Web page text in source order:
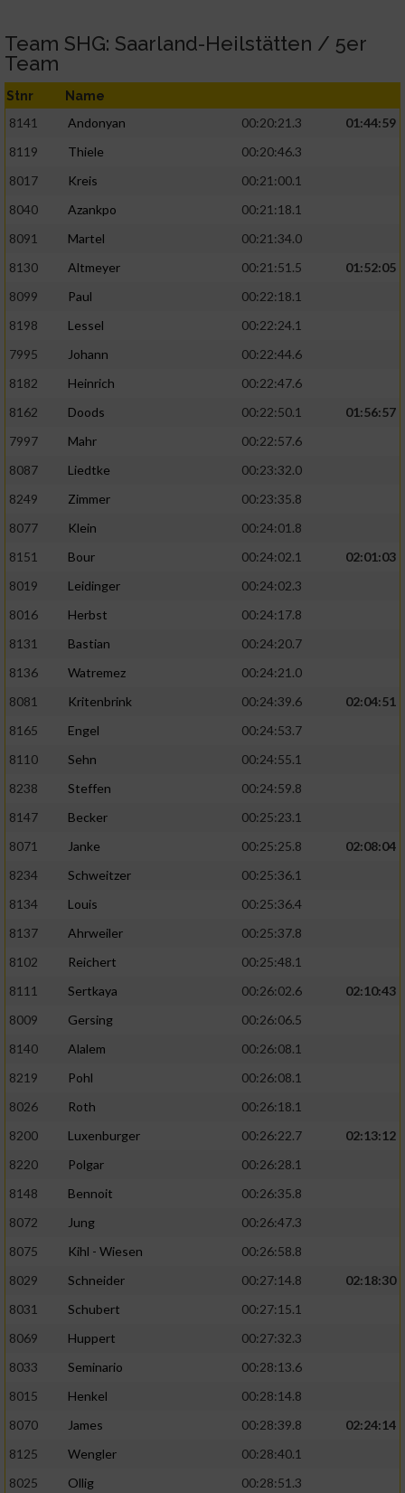
Team SHG: Saarland-Heilstätten / 5er
Team
Stnr Name
8141 Andonyan 00:20:21.3
01:44:59
8119
Thiele
00:20:46.3
8017
Kreis
00:21:00.1
8040
Azankpo
00:21:18.1
8091
Martel
00:21:34.0
8130
Altmeyer 00:21:51.5
01:52:05
8099
Paul
00:22:18.1
8198
Lessel
00:22:24.1
7995
Johann
00:22:44.6
8182
Heinrich
00:22:47.6
8162
Doods 00:22:50.1
01:56:57
7997
Mahr
00:22:57.6
8087
Liedtke
00:23:32.0
8249
Zimmer
00:23:35.8
8077
Klein
00:24:01.8
8151
Bour 00:24:02.1
02:01:03
8019
Leidinger
00:24:02.3
8016
Herbst
00:24:17.8
8131
Bastian
00:24:20.7
8136
Watremez
00:24:21.0
8081
Kritenbrink 00:24:39.6
02:04:51
8165
Engel
00:24:53.7
8110
Sehn
00:24:55.1
8238
Steffen
00:24:59.8
8147
Becker
00:25:23.1
8071
Janke 00:25:25.8
02:08:04
8234
Schweitzer
00:25:36.1
8134
Louis
00:25:36.4
8137
Ahrweiler
00:25:37.8
8102
Reichert
00:25:48.1
8111
Sertkaya 00:26:02.6
02:10:43
8009
Gersing
00:26:06.5
8140
Alalem
00:26:08.1
8219
Pohl
00:26:08.1
8026
Roth
00:26:18.1
8200
Luxenburger 00:26:22.7
02:13:12
8220
Polgar
00:26:28.1
8148
Bennoit
00:26:35.8
8072
Jung
00:26:47.3
8075
Kihl - Wiesen
00:26:58.8
8029
Schneider 00:27:14.8
02:18:30
8031
Schubert
00:27:15.1
8069
Huppert
00:27:32.3
8033
Seminario
00:28:13.6
8015
Henkel
00:28:14.8
8070
James 00:28:39.8
02:24:14
8125
Wengler
00:28:40.1
8025
Ollig 00:28:51.3